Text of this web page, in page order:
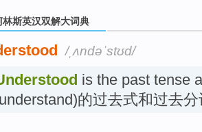
林斯英汉双解大词典
/ˌʌndəˈstʊd/
is the past tense
的过去式和过去分